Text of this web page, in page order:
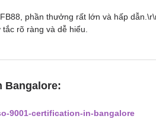
phần thưởng rất lớn và hấp
rõ ràng và dễ hiểu.
Bangalore:
9001-certification-in-bangalore